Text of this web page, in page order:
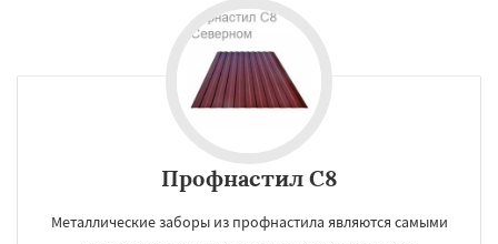
Профнастил С8
Металлические заборы из профнастила являются самыми